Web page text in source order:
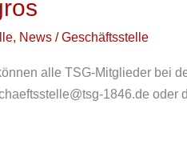
, News/Geschäftsstelle
alle TSG-Mitglieder bei
1846.de oder